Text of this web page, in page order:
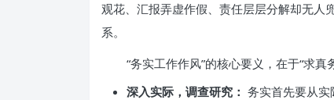
观花、汇报弄虚作假、责任层层分解却无人
系。
“务实工作作风”的核心要义，在于“求真
深入实际，调查研究： 务实首先要从